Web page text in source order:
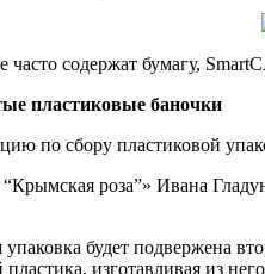
содержат бумагу,
пластиковые баночки
по сбору пластиковой
роза”» Ивана
будет подвержена
изготавливая из